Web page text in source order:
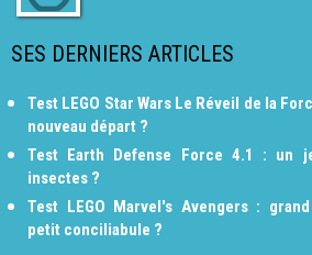
SES DERNIERS ARTICLES
Test LEGO Star Wars Le Réveil de la
nouveau départ ?
Test Earth Defense Force 4.1 : un
insectes ?
Test LEGO Marvel's Avengers :
petit conciliabule ?